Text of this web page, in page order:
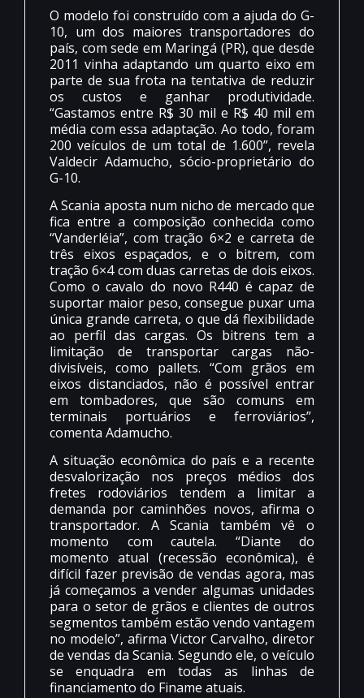
O modelo foi construído com a ajuda do G-
10, um dos maiores transportadores do
país, com sede em Maringá (PR), que desde
2011 vinha adaptando um quarto eixo em
parte de sua frota na tentativa de reduzir
os custos e ganhar produtividade.
“Gastamos entre R$ 30 mil e R$ 40 mil em
média com essa adaptação. Ao todo, foram
200 veículos de um total de 1.600”, revela
Valdecir Adamucho, sócio-proprietário do
G-10.
A Scania aposta num nicho de mercado que
fica entre a composição conhecida como
“Vanderléia”, com tração 6×2 e carreta de
três eixos espaçados, e o bitrem, com
tração 6×4 com duas carretas de dois eixos.
Como o cavalo do novo R440 é capaz de
suportar maior peso, consegue puxar uma
única grande carreta, o que dá flexibilidade
ao perfil das cargas. Os bitrens tem a
limitação de transportar cargas não-
divisíveis, como pallets. “Com grãos em
eixos distanciados, não é possível entrar
em tombadores, que são comuns em
terminais portuários e ferroviários”,
comenta Adamucho.
A situação econômica do país e a recente
desvalorização nos preços médios dos
fretes rodoviários tendem a limitar a
demanda por caminhões novos, afirma o
transportador. A Scania também vê o
momento com cautela. “Diante do
momento atual (recessão econômica), é
difícil fazer previsão de vendas agora, mas
já começamos a vender algumas unidades
para o setor de grãos e clientes de outros
segmentos também estão vendo vantagem
no modelo”, afirma Victor Carvalho, diretor
de vendas da Scania. Segundo ele, o veículo
se enquadra em todas as linhas de
financiamento do Finame atuais.